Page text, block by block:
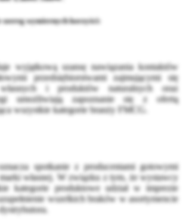
szereg wymiernych korzyści:
wyjątkową szansę nawiązania kontaktów
przedsiębiorstwami zajmującymi się
i produktów naturalnych oraz
umożliwiają zapoznanie się z ofertą
wszystkie kategorie branży FMCG.
spotkanie z producentami gotowymi
własnej. W związku z tym, że wystawcy
kategorie produktowe udział w imprezie
wszelkich braków w asortymencie